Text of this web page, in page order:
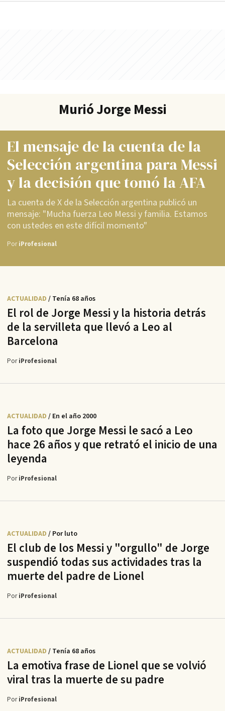
Murió Jorge Messi
El mensaje de la cuenta de la
Selección argentina para Messi
y la decisión que tomó la AFA
La cuenta de X de la Selección argentina publicó un
mensaje: "Mucha fuerza Leo Messi y familia. Estamos
con ustedes en este difícil momento"
PoriProfesional
El rol de Jorge Messi y la historia detrás
de la servilleta que llevó a Leo al
Barcelona
ACTUALIDAD / Tenía 68 años
PoriProfesional
La foto que Jorge Messi le sacó a Leo
hace 26 años y que retrató el inicio de una
leyenda
ACTUALIDAD / En el año 2000
PoriProfesional
El club de los Messi y "orgullo" de Jorge
suspendió todas sus actividades tras la
muerte del padre de Lionel
ACTUALIDAD / Por luto
PoriProfesional
La emotiva frase de Lionel que se volvió
viral tras la muerte de su padre
ACTUALIDAD / Tenía 68 años
PoriProfesional